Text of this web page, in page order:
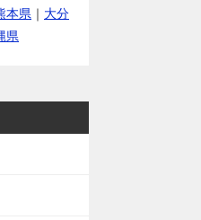
本県 ｜ 大分
県